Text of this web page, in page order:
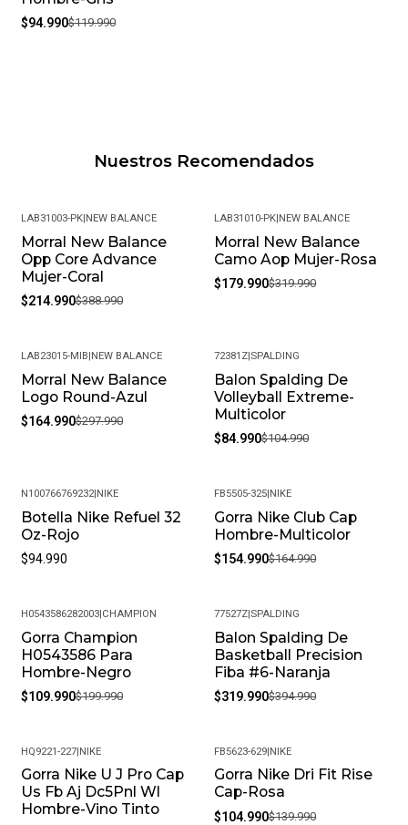
$94.990$119.990
Nuestros Recomendados
-45%
LAB31003-PK| NEW BALANCE
Morral New Balance
Opp Core Advance
Mujer-Coral
$214.990$388.990
-44%
LAB31010-PK NEW BALANCE
Morral New Balance
Camo Aop Mujer-Rosa
$179.990$319.990
-45%
LAB23015-MIB NEW BALANCE
Morral New Balance
Logo Round-Azul
$164.990$297.990
-19%
72381Z |SPALDING
Balon Spalding De
Volleyball Extreme-
Multicolor
$84.990$104.990
N100766769232|NIKE
Botella Nike Refuel 32
Oz-Rojo
$94.990
-6%
FB5505-325|NIKE
Gorra Nike Club Cap
Hombre-Multicolor
$154.990$164.990
-45%
H0543586282003|CHAMPION
Gorra Champion
H0543586 Para
Hombre-Negro
$109.990$199.990
-19%
77527Z|SPALDING
Balon Spalding De
Basketball Precision
Fiba #6-Naranja
$319.990$394.990
-13%
HQ9221-227|NIKE
Gorra Nike U J Pro Cap
Us Fb Aj Dc5Pnl Wl
Hombre-Vino Tinto
-25%
FB5623-629|NIKE
Gorra Nike Dri Fit Rise
Cap-Rosa
$104.990$139.990